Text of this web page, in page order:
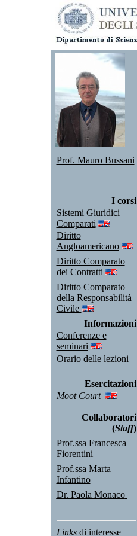
Prof. Mauro Bussani
I corsi
Sistemi Giuridici
Comparati
Diritto
Angloamericano
Diritto Comparato
dei Contratti
Diritto Comparato
della Responsabilità
Civile
Informazioni
Conferenze e
seminari
Orario delle lezioni
Esercitazioni
Moot Court
Collaboratori
(Staff)
Prof.ssa Francesca
Fiorentini
Prof.ssa Marta
Infantino
Dr. Paola Monaco
Linksdi interesse